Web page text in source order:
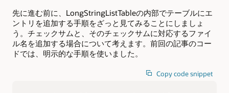
先に進む前に、LongStringListTableの内部でテーブルにエ
ントリを追加する手順をざっと見てみることにしましょ
う。チェックサムと、そのチェックサムに対応するファイ
ル名を追加する場合について考えます。前回の記事のコー
ドでは、明示的な手順を使いました。
Copy code snippet